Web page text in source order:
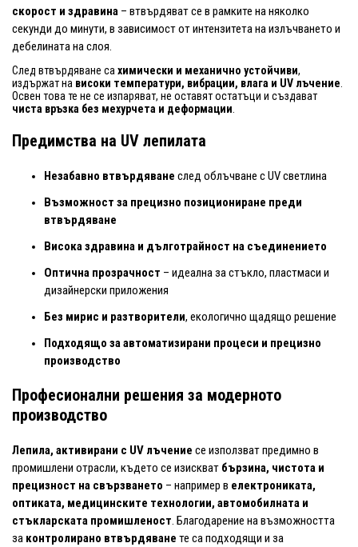
скорост и здравина – втвърдяват се в рамките на няколко
секунди до минути, в зависимост от интензитета на излъчването и
дебелината на слоя.
След втвърдяване са химически и механично устойчиви,
издържат на високи температури, вибрации, влага и UV лъчение
Освен това те не се изпаряват, не оставят остатъци и създават
чиста връзка без мехурчета и деформации
Предимства на UV лепилата
Незабавно втвърдяване след облъчване с UV светлина
Възможност за прецизно позициониране преди
втвърдяване
Висока здравина и дълготрайност на съединението
Оптична прозрачност – идеална за стъкло, пластмаси и
дизайнерски приложения
Без мирис и разтворители, екологично щадящо решение
Подходящо за автоматизирани процеси и прецизно
производство
Професионални решения за модерното
производство
Лепила, активирани с UV лъчение се използват предимно в
промишлени отрасли, където се изискват бързина, чистота и
прецизност на свързването – например в електрониката,
оптиката, медицинските технологии, автомобилната и
стъкларската промишленост. Благодарение на възможността
за контролирано втвърдяване те са подходящи и за